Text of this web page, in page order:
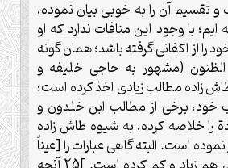
تقسيم آن را به خوبى بيان نموده،
با وجود اين منافات ندارد كه او
را از اكفانى گرفته باشد؛ همان گونه
(مشهور به حاجى خليفه و
ق) از طاش زاده مطالب زيادى اخذ كرده است؛
خود، برخى از مطالب ابن خلدون و
را خلاصه كرده، به شيوه طاش زاده
است. البته گاهى عبارات را [عيناً